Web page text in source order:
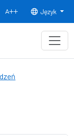
Normalny rozmiar czcionki
Rozmiar czcionki 150% Rozmiar
Język